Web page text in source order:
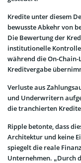
Kredite unter diesem
bewusste Abkehr von
Die Bewertung der
institutionelle
während die On-
Kreditvergabe
Verluste aus
und Underwritern
die tranchierten
Ripple betonte, dass
Architektur und keine
spiegelt die reale
Unternehmen. „Durch